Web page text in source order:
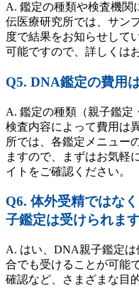
A. 鑑定の種類や検査機関
伝医療研究所では、サン
度で結果をお知らせして
可能ですので、詳しくは
Q5. DNA鑑定の費用
A. 鑑定の種類（親子鑑定
検査内容によって費用は
所では、各鑑定メニュー
ますので、まずはお気軽
イトをご確認ください。
Q6. 体外受精ではな
子鑑定は受けられま
A. はい、DNA親子鑑定
合でも受けることが可能
確認など、さまざまな目